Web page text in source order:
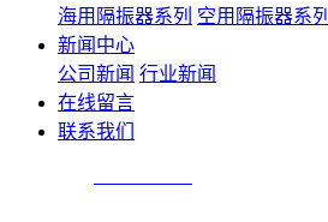
海用隔振器系列 空用隔振器系列
新闻中心
公司新闻 行业新闻
在线留言
联系我们